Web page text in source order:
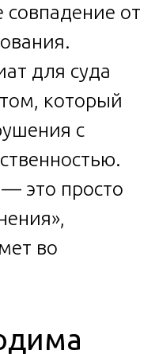
совпадение от
для суда
который
с
это просто
во